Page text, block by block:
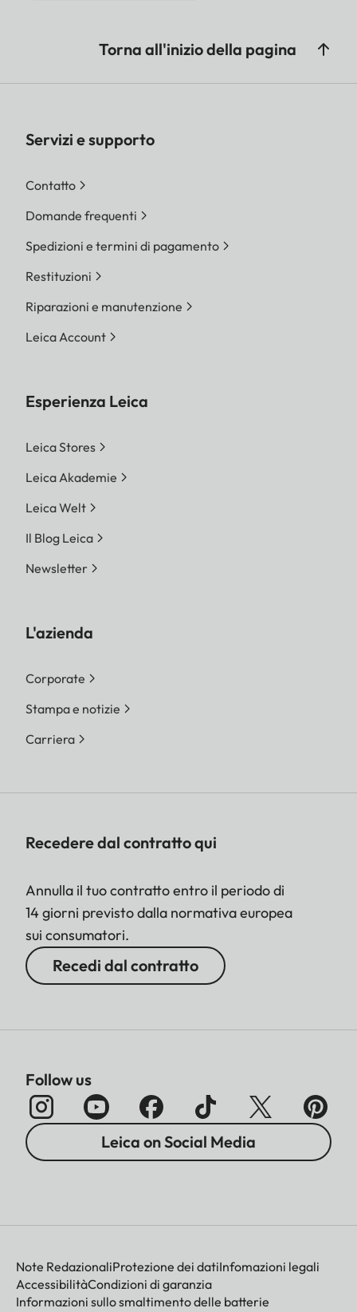
Torna all'inizio della pagina
Servizi e supporto
Contatto
Domande frequenti
Spedizioni e termini di pagamento
Restituzioni
Riparazioni e manutenzione
Leica Account
Esperienza Leica
Leica Stores
Leica Akademie
Leica Welt
Il Blog Leica
Newsletter
L'azienda
Corporate
Stampa e notizie
Carriera
Recedere dal contratto qui
Annulla il tuo contratto entro il periodo di
14 giorni previsto dalla normativa europea
sui consumatori.
Recedi dal contratto
Follow us
Leica on Social Media
Note RedazionaliProtezione dei datiInfomazioni legali
AccessibilitàCondizioni di garanzia
Informazioni sullo smaltimento delle batterie